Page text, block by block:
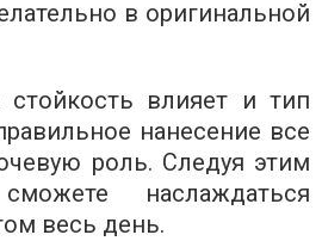
в оригинальной
влияет и тип
нанесение все
роль. Следуя этим
наслаждаться
весь день.